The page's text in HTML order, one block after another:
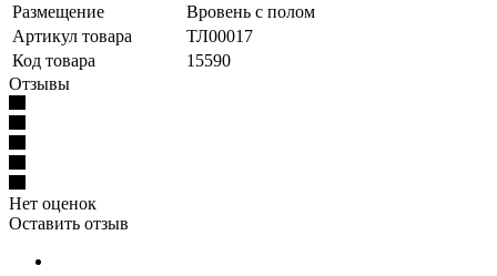
Размещение
Вровень с полом
Артикул товара
ТЛ00017
Код товара
15590
Отзывы
Нет оценок
Оставить отзыв